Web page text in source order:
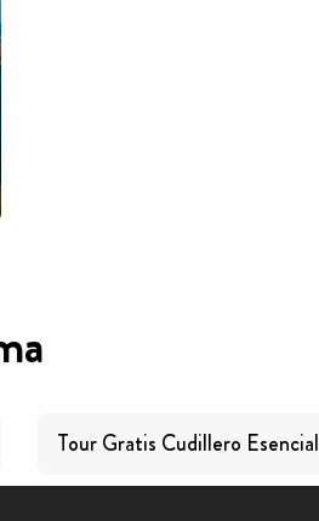
Tour Gratis Cudillero Esencial